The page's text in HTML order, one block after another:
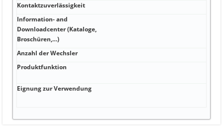
Kontaktzuverlässigkeit
Information- and
Downloadcenter (Kataloge,
Broschüren,…)
Anzahl der Wechsler
Produktfunktion
Eignung zur Verwendung